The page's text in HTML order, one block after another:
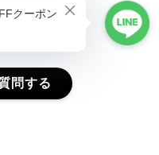
問する